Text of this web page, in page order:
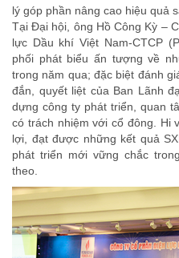
lý góp phần nâng cao hiệu quả
Tại Đại hội, ông Hồ Công Kỳ –
lực Dầu khí Việt Nam-CTCP
phối phát biểu ấn tượng về
trong năm qua; đặc biệt đánh
đắn, quyết liệt của Ban Lãnh
dựng công ty phát triển, quan
có trách nhiệm với cổ đông. Hi
lợi, đạt được những kết quả
phát triển mới vững chắc
theo.